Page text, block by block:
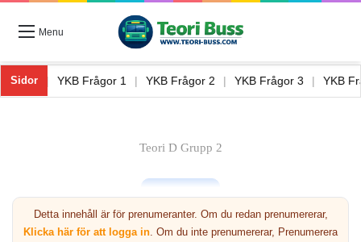
Menu
SidorBuss 8 | YKB Frågor 1 | YKB Frågor 2 | YKB Frågor 3 |
Teori D Grupp 2
Detta innehåll är för prenumeranter. Om du redan prenumererar,
Klicka här för att logga in . Om du inte prenumererar, Prenumerera